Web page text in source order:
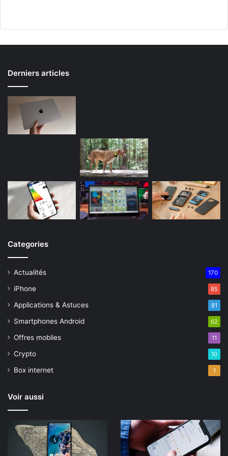
Derniers articles
Categories
Actualités 170
iPhone 85
Applications & Astuces 81
Smartphones Android 62
Offres mobiles 11
Crypto 10
Box internet 1
Voir aussi